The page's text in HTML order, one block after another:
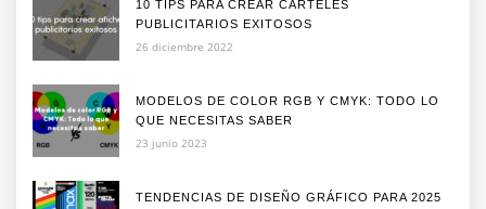
10 TIPS PARA CREAR CARTELES
PUBLICITARIOS EXITOSOS
26 diciembre 2022
MODELOS DE COLOR RGB Y CMYK: TODO LO
QUE NECESITAS SABER
23 junio 2023
TENDENCIAS DE DISEÑO GRÁFICO PARA 2025